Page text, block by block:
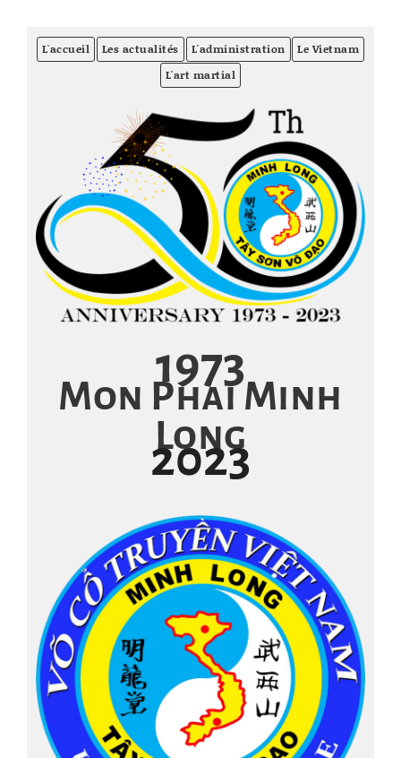
1973
Mon Phai Minh
Long
2023
L'accueil Les actualités L'administration
Le Vietnam
L'art martial